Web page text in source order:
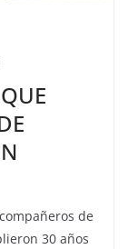
de
30 años